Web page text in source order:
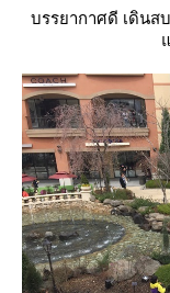
บรรยากาศดี เดินส